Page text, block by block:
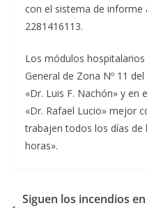
con el sistema de informe
2281416113.
Los módulos
General de Zona Nº 11
«Dr. Luis F. Nachón» y en
«Dr. Rafael Lucio» mejor
trabajen todos los días de
horas».
Siguen los incendios